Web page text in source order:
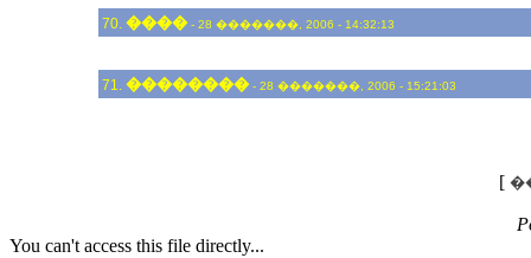
70. ����- 28 �������, 2006 - 14:32:13
71. ��������- 28 �������, 2006 - 15:21:03
[
You can't access this file directly...